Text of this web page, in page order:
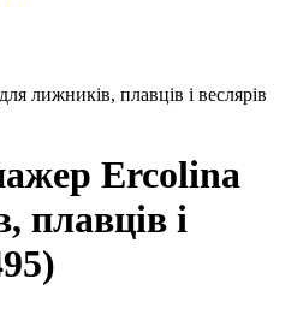
лижників, плавців і веслярів
Ercolina
плавців і